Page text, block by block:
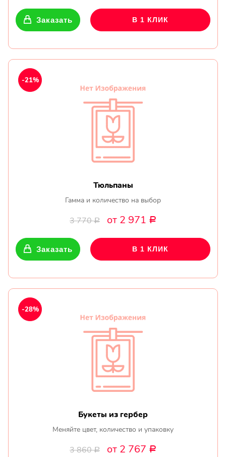
Заказать В 1 КЛИК
Тюльпаны
Гамма и количество на выбор
3 770Р от 2 971 Р
-21%
Заказать В 1 КЛИК
Букеты из гербер
Меняйте цвет, количество и упаковку
3 860Р от 2 767 Р
-28%